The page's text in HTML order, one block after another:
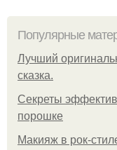
Популярные
Лучший
сказка.
Секреты
порошке
Макияж в рок-